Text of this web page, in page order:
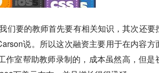
们要的教师首先要有相关知识，其次还要
说。所以这次融资主要用于在内容方
作室帮助教师录制的，成本虽然高，但是